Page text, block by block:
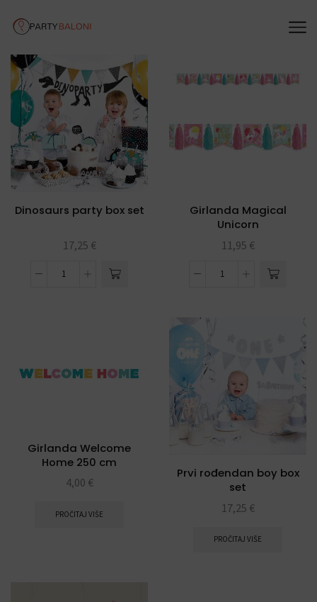
Dinosaurs party box set
17,25 €
Girlanda Magical
Unicorn
11,95 €
Girlanda Welcome
Home 250 cm
4,00 €
PROČITAJ VIŠE
Prvi rođendan boy box
set
17,25 €
PROČITAJ VIŠE